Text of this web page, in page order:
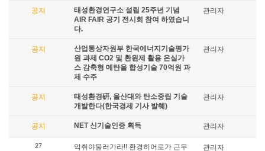
공지
태성환경연구소 설립 25주년 기념
AIR FAIR 공기 전시회 참여 하였습니
다.
관리자
공지
산업통상자원부 한국에너지기술평가
원 과제 CO2 및 환원제 활용 온실가
스 감축형 메탄올 합성기술 70억원 과
제 수주
관리자
공지
태성환경硏, 울산대와 탄소중립 기술
개발한다(한국경제 기사 발췌)
관리자
공지 NET 신기술인증 획득 관리자
27
악취야물러가라!! 환경히어로가 근무
관리자